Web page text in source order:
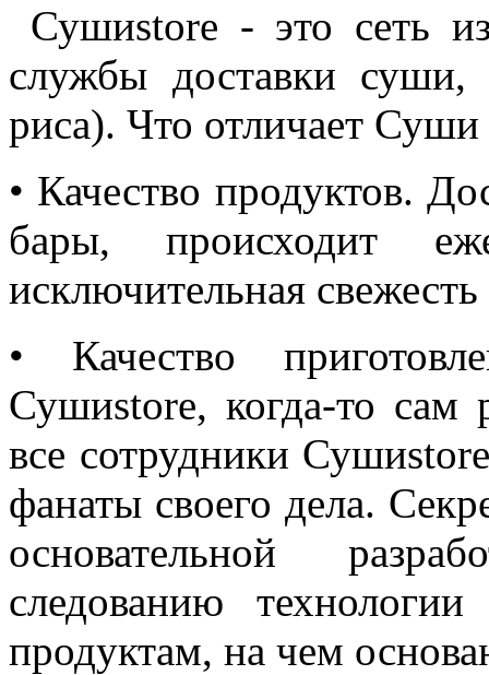
Сушиstore - это сеть
службы доставки
риса). Что отличает
• Качество продуктов.
бары, происходит
исключительная
• Качество
Сушиstore, когда-то сам
все сотрудники
фанаты своего дела.
основательной
следованию
продуктам, на чем